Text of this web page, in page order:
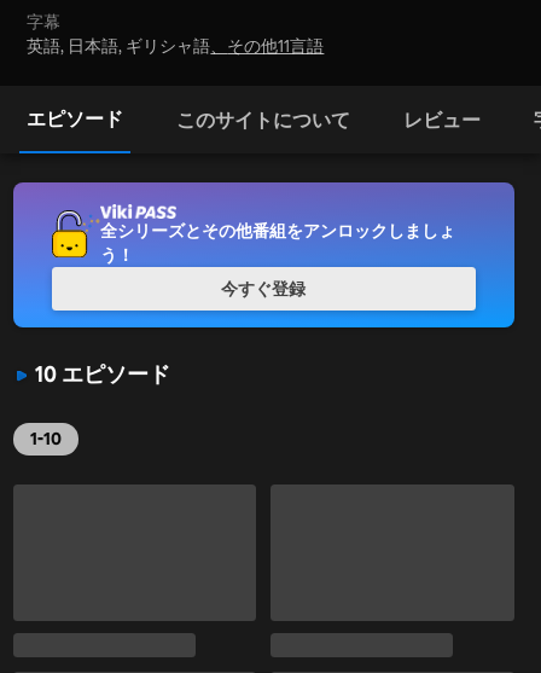
字幕
英語, 日本語, ギリシャ語
その他11言語
エピソード このサイトについて レビュー
10 エピソード
1-10
全シリーズとその他番組をアンロックしましょ
う！
今すぐ登録